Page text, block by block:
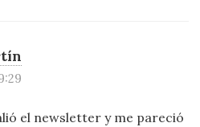
el newsletter y me pareció